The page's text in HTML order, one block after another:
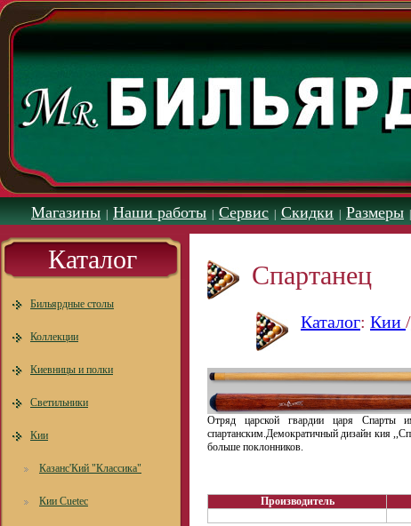
Магазины Наши работы Сервис Скидки Размеры
Каталог
Бильярдные столы
Коллекции
Киевницы и полки
Светильники
Кии
Казанс'Кий "Классика"
Кии Cuetec
Спартанец
Каталог: Кии /
Отряд царской гвардии царя Спарты
спартанским.Демократичный дизайн кия
больше поклонников.
Производитель